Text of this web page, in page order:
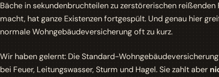
Bäche in sekundenbruchteilen zu zerstörerischen reißenden
macht, hat ganze Existenzen fortgespült. Und genau hier
normale Wohngebäudeversicherung oft zu kurz.
Wir haben gelernt: Die Standard-
bei Feuer, Leitungswasser, Sturm und Hagel. Sie zahlt aber